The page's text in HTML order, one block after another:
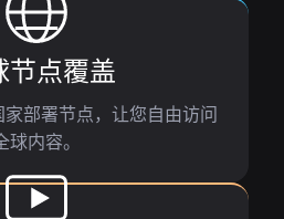
节点覆盖
部署节点，让您自由访问
球内容。